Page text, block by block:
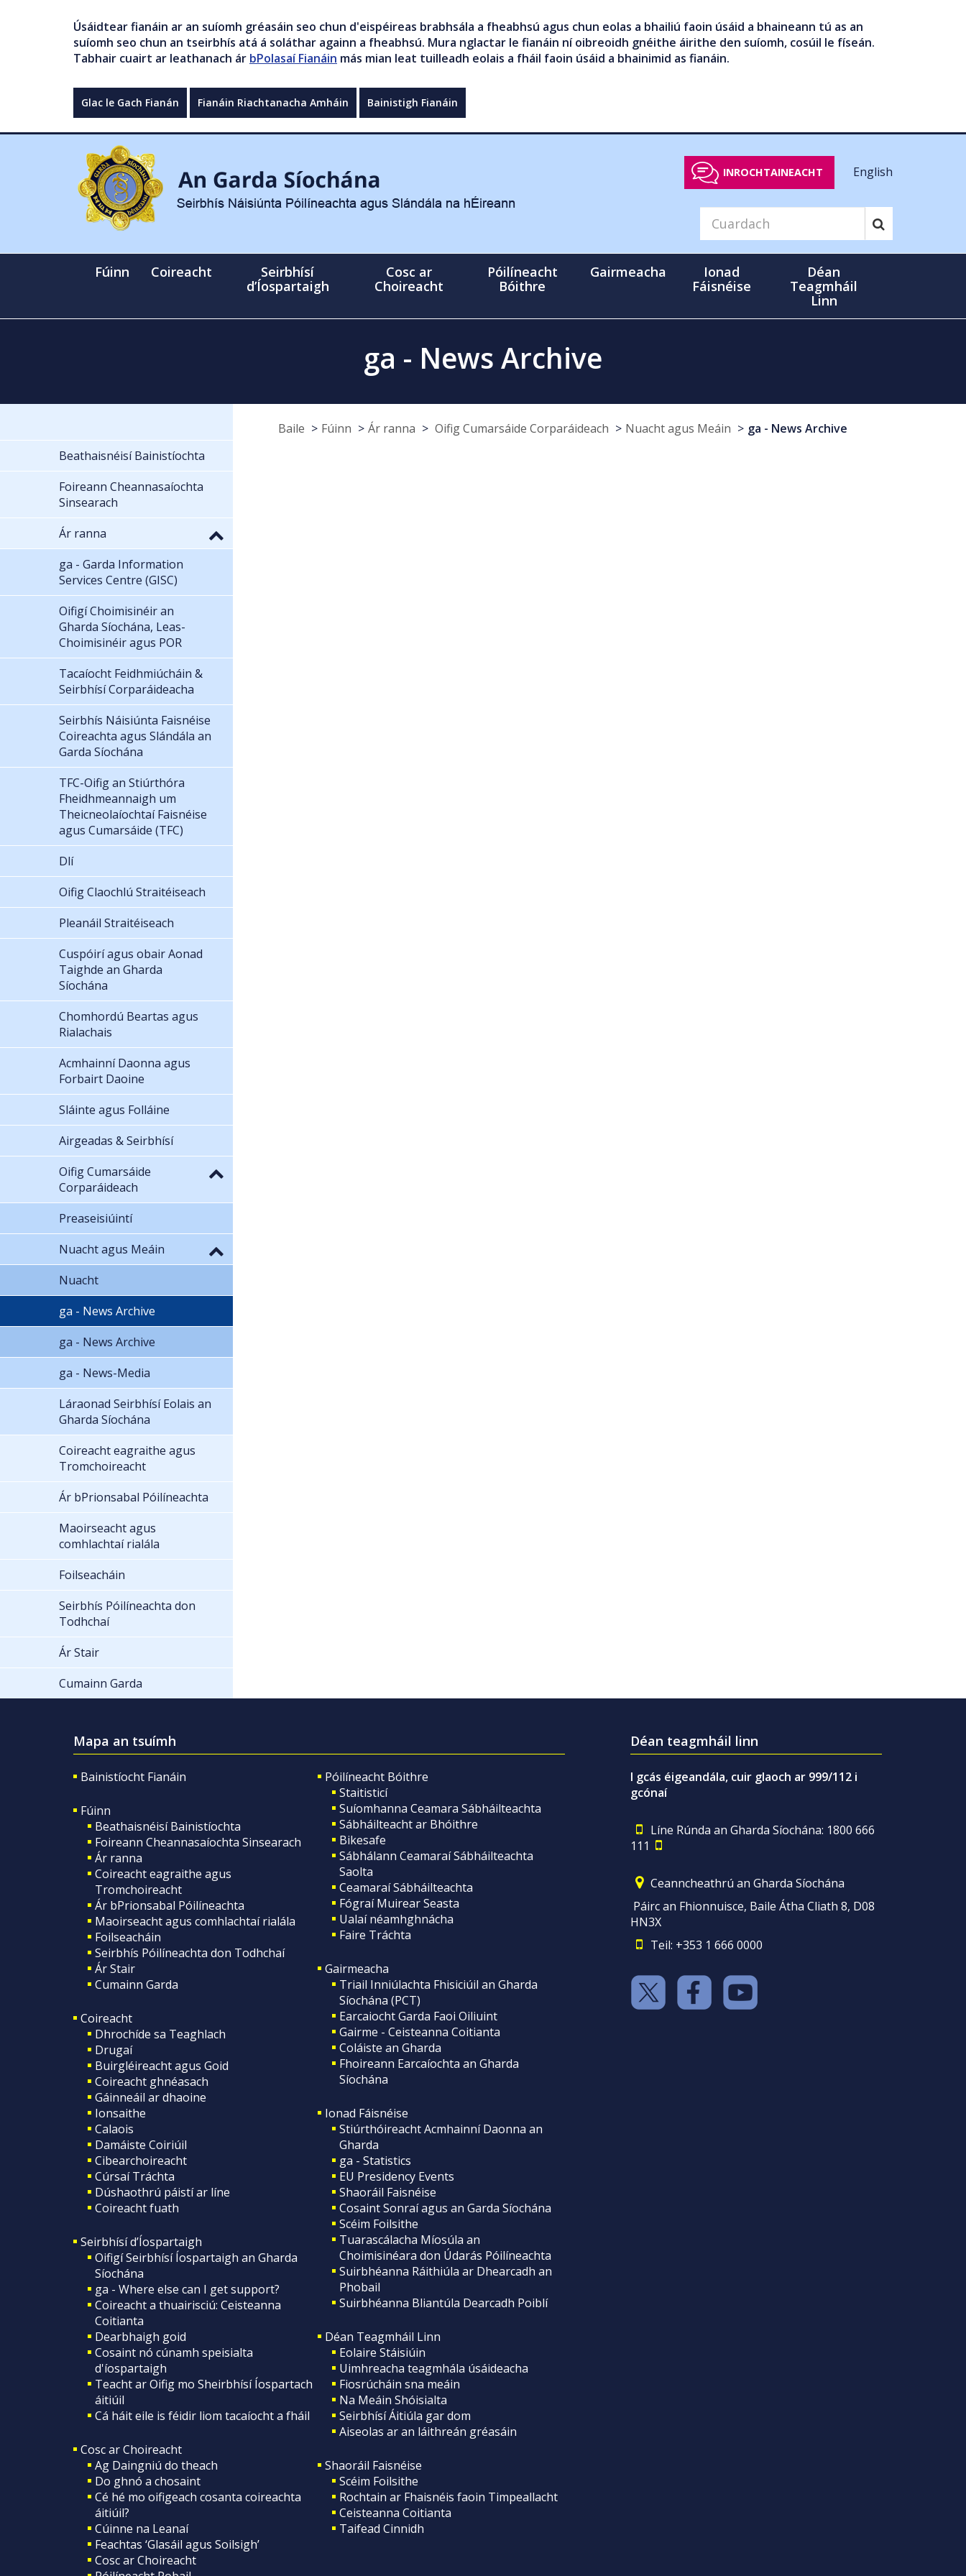
Úsáidtear fianáin ar an suíomh gréasáin seo chun d'eispéireas brabhsála a fheabhsú agus chun eolas a bhailiú faoin úsáid a bhaineann tú as an
suíomh seo chun an tseirbhís atá á soláthar againn a fheabhsú. Mura nglactar le fianáin ní oibreoidh gnéithe áirithe den suíomh, cosúil le físeán.
Tabhair cuairt ar leathanach ár bPolasaí Fianáin más mian leat tuilleadh eolais a fháil faoin úsáid a bhainimid as fianáin.
Glac le Gach Fianán Fianáin Riachtanacha Amháin Bainistigh Fianáin
INROCHTAINEACHT English
Fúinn Coireacht
Seirbhísí
d’Íospartaigh
Cosc ar
Choireacht
Póilíneacht
Bóithre
Gairmeacha
Ionad
Fáisnéise
Déan
Teagmháil
Linn
ga - News Archive
Baile Fúinn Ár ranna Oifig Cumarsáide Corparáideach Nuacht agus Meáin
ga - News Archive
Beathaisnéisí Bainistíochta
Foireann Cheannasaíochta
Sinsearach
Ár ranna
ga - Garda Information
Services Centre (GISC)
Oifigí Choimisinéir an
Gharda Síochána, Leas-
Choimisinéir agus POR
Tacaíocht Feidhmiúcháin &
Seirbhísí Corparáideacha
Seirbhís Náisiúnta Faisnéise
Coireachta agus Slándála an
Garda Síochána
TFC-Oifig an Stiúrthóra
Fheidhmeannaigh um
Theicneolaíochtaí Faisnéise
agus Cumarsáide (TFC)
Dlí
Oifig Claochlú Straitéiseach
Pleanáil Straitéiseach
Cuspóirí agus obair Aonad
Taighde an Gharda
Síochána
Chomhordú Beartas agus
Rialachais
Acmhainní Daonna agus
Forbairt Daoine
Sláinte agus Folláine
Airgeadas & Seirbhísí
Oifig Cumarsáide
Corparáideach
Preaseisiúintí
Nuacht agus Meáin
Nuacht
ga - News Archive
ga - News Archive
ga - News-Media
Láraonad Seirbhísí Eolais an
Gharda Síochána
Coireacht eagraithe agus
Tromchoireacht
Ár bPrionsabal Póilíneachta
Maoirseacht agus
comhlachtaí rialála
Foilseacháin
Seirbhís Póilíneachta don
Todhchaí
Ár Stair
Cumainn Garda
Mapa an tsuímh
Bainistíocht Fianáin
Fúinn
Beathaisnéisí Bainistíochta
Foireann Cheannasaíochta Sinsearach
Ár ranna
Coireacht eagraithe agus
Tromchoireacht
Ár bPrionsabal Póilíneachta
Maoirseacht agus comhlachtaí rialála
Foilseacháin
Seirbhís Póilíneachta don Todhchaí
Ár Stair
Cumainn Garda
Coireacht
Dhrochíde sa Teaghlach
Drugaí
Buirgléireacht agus Goid
Coireacht ghnéasach
Gáinneáil ar dhaoine
Ionsaithe
Calaois
Damáiste Coiriúil
Cibearchoireacht
Cúrsaí Tráchta
Dúshaothrú páistí ar líne
Coireacht fuath
Seirbhísí d’Íospartaigh
Oifigí Seirbhísí Íospartaigh an Gharda
Síochána
ga - Where else can I get support?
Coireacht a thuairisciú: Ceisteanna
Coitianta
Dearbhaigh goid
Cosaint nó cúnamh speisialta
d'íospartaigh
Teacht ar Oifig mo Sheirbhísí Íospartach
áitiúil
Cá háit eile is féidir liom tacaíocht a fháil
Cosc ar Choireacht
Ag Daingniú do theach
Do ghnó a chosaint
Cé hé mo oifigeach cosanta coireachta
áitiúil?
Cúinne na Leanaí
Feachtas ‘Glasáil agus Soilsigh’
Cosc ar Choireacht
Póilíneacht Bóithre
Staitisticí
Suíomhanna Ceamara Sábháilteachta
Sábháilteacht ar Bhóithre
Bikesafe
Sábhálann Ceamaraí Sábháilteachta
Saolta
Ceamaraí Sábháilteachta
Fógraí Muirear Seasta
Ualaí néamhghnácha
Faire Tráchta
Gairmeacha
Triail Inniúlachta Fhisiciúil an Gharda
Síochána (PCT)
Earcaiocht Garda Faoi Oiliuint
Gairme - Ceisteanna Coitianta
Coláiste an Gharda
Fhoireann Earcaíochta an Gharda
Síochána
Ionad Fáisnéise
Stiúrthóireacht Acmhainní Daonna an
Gharda
ga - Statistics
EU Presidency Events
Shaoráil Faisnéise
Cosaint Sonraí agus an Garda Síochána
Scéim Foilsithe
Tuarascálacha Míosúla an
Choimisinéara don Údarás Póilíneachta
Suirbhéanna Ráithiúla ar Dhearcadh an
Phobail
Suirbhéanna Bliantúla Dearcadh Poiblí
Déan Teagmháil Linn
Eolaire Stáisiúin
Uimhreacha teagmhála úsáideacha
Fiosrúcháin sna meáin
Na Meáin Shóisialta
Seirbhísí Áitiúla gar dom
Aiseolas ar an láithreán gréasáin
Shaoráil Faisnéise
Scéim Foilsithe
Rochtain ar Fhaisnéis faoin Timpeallacht
Ceisteanna Coitianta
Taifead Cinnidh
Déan teagmháil linn
I gcás éigeandála, cuir glaoch ar 999/112 i
gcónaí
Líne Rúnda an Gharda Síochána: 1800 666
111
Ceanncheathrú an Gharda Síochána
Páirc an Fhionnuisce, Baile Átha Cliath 8, D08
HN3X
Teil: +353 1 666 0000